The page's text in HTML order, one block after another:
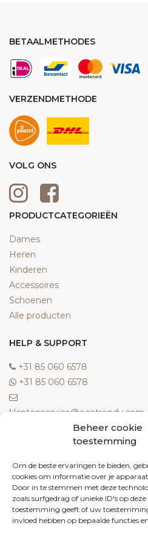
Beheer cookie
toestemming
Om de beste ervaringen te bieden,
cookies om informatie over je
Door in te stemmen met deze
zoals surfgedrag of unieke ID's op
toestemming geeft of uw
invloed hebben op bepaalde functies
BETAALMETHODES
VERZENDMETHODE
VOLG ONS
PRODUCTCATEGORIEËN
Dames
Heren
Kinderen
Accessoires
Schoenen
Alle producten
HELP & SUPPORT
‎+31 85 060 6578
‎+31 85 060 6578
klantenservice@ecotrendy.com
Meest gestelde vragen
Contact
Algemene voorwaarden
Retourneren
Klachten